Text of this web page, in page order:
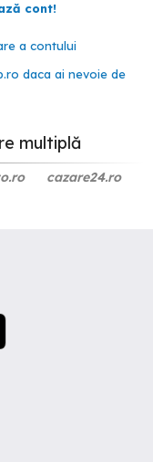
cont!
a contului
daca ai nevoie de
multiplă
cazare24.ro